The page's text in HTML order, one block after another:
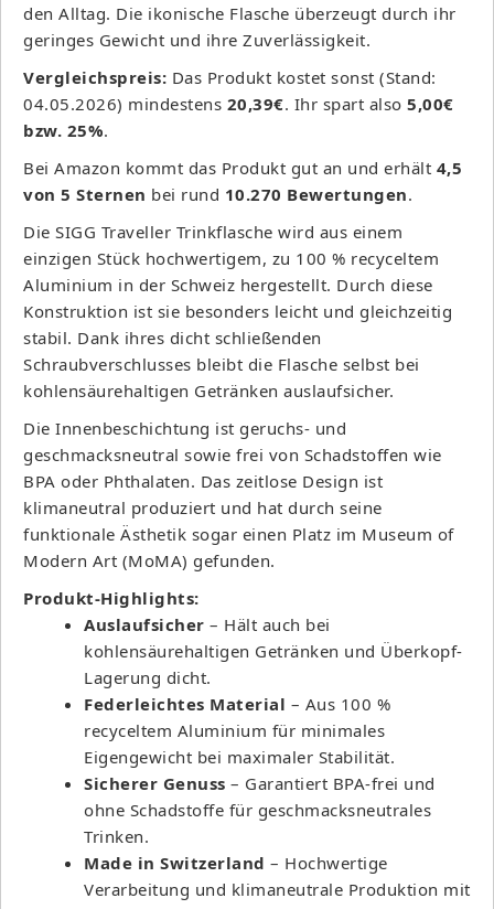
den Alltag. Die ikonische Flasche überzeugt durch ihr
geringes Gewicht und ihre Zuverlässigkeit.
Vergleichspreis: Das Produkt kostet sonst (Stand:
04.05.2026) mindestens 20,39€. Ihr spart also 5,00€
bzw. 25%.
Bei Amazon kommt das Produkt gut an und erhält 4,5
von 5 Sternen bei rund 10.270 Bewertungen.
Die SIGG Traveller Trinkflasche wird aus einem
einzigen Stück hochwertigem, zu 100 % recyceltem
Aluminium in der Schweiz hergestellt. Durch diese
Konstruktion ist sie besonders leicht und gleichzeitig
stabil. Dank ihres dicht schließenden
Schraubverschlusses bleibt die Flasche selbst bei
kohlensäurehaltigen Getränken auslaufsicher.
Die Innenbeschichtung ist geruchs- und
geschmacksneutral sowie frei von Schadstoffen wie
BPA oder Phthalaten. Das zeitlose Design ist
klimaneutral produziert und hat durch seine
funktionale Ästhetik sogar einen Platz im Museum of
Modern Art (MoMA) gefunden.
Produkt-Highlights:
Auslaufsicher – Hält auch bei
kohlensäurehaltigen Getränken und Überkopf-
Lagerung dicht.
Federleichtes Material – Aus 100 %
recyceltem Aluminium für minimales
Eigengewicht bei maximaler Stabilität.
Sicherer Genuss – Garantiert BPA-frei und
ohne Schadstoffe für geschmacksneutrales
Trinken.
Made in Switzerland – Hochwertige
Verarbeitung und klimaneutrale Produktion mit